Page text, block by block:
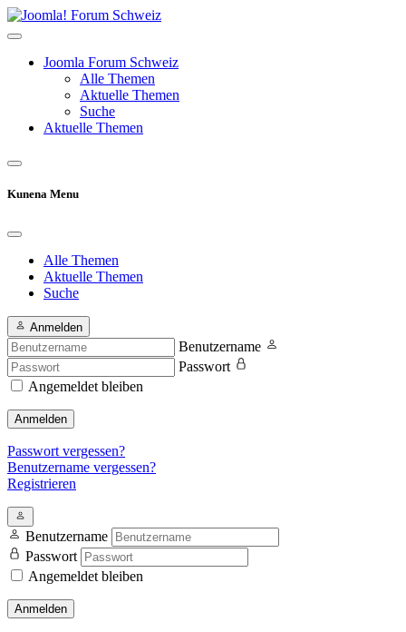
Joomla Forum Schweiz
Alle Themen
Aktuelle Themen
Suche
Aktuelle Themen
Kunena Menu
Alle Themen
Aktuelle Themen
Suche
Anmelden
Benutzername
Passwort
Angemeldet bleiben
Anmelden
Passwort vergessen?
Benutzername vergessen?
Registrieren
Benutzername
Passwort
Angemeldet bleiben
Anmelden